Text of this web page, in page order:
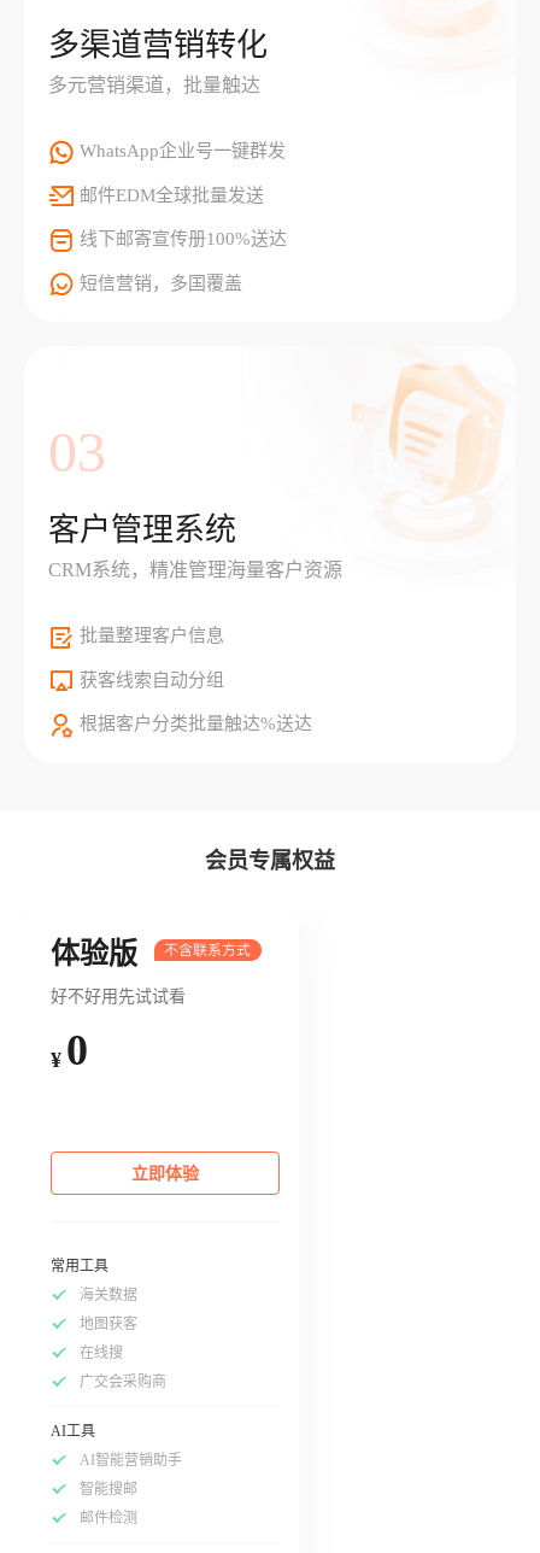
多渠道营销转化
多元营销渠道，批量触达
WhatsApp企业号一键群发
邮件EDM全球批量发送
线下邮寄宣传册100%送达
短信营销，多国覆盖
03
客户管理系统
CRM系统，精准管理海量客户资源
批量整理客户信息
获客线索自动分组
根据客户分类批量触达%送达
会员专属权益
体验版
好不好用先试试看
¥ 0
立即体验
常用工具
海关数据
地图获客
在线搜
广交会采购商
AI工具
AI智能营销助手
智能搜邮
邮件检测